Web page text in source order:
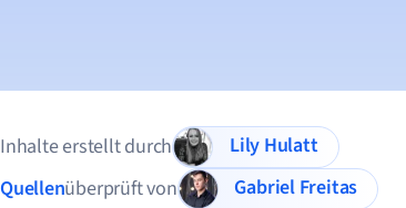
Inhalte erstellt durch
Lily Hulatt
Quellenüberprüft von
Gabriel Freitas